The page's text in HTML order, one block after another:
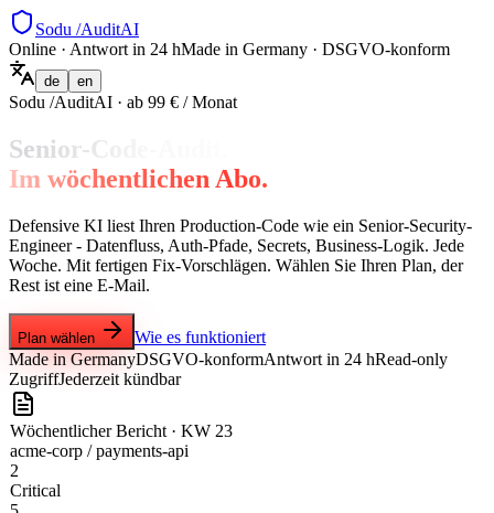
Sodu /AuditAI
Online · Antwort in 24 hMade in Germany · DSGVO-konform
de en
Sodu /AuditAI · ab 99 € / Monat
Senior-Code-Audit.
Im wöchentlichen Abo.
Defensive KI liest Ihren Production-Code wie ein Senior-Security-
Engineer - Datenfluss, Auth-Pfade, Secrets, Business-Logik. Jede
Woche. Mit fertigen Fix-Vorschlägen. Wählen Sie Ihren Plan, der
Rest ist eine E-Mail.
Plan wählen
Wie es funktioniert
Made in GermanyDSGVO-konformAntwort in 24 hRead-only
ZugriffJederzeit kündbar
Wöchentlicher Bericht · KW 23
acme-corp / payments-api
2
Critical